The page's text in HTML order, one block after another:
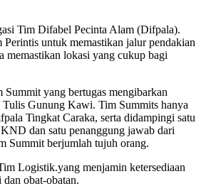
Tim Difabel Pecinta Alam (Difpala).
untuk memastikan jalur pendakian
memastikan lokasi yang cukup bagi
Summit yang bertugas mengibarkan
Tulis Gunung Kawi. Tim Summits hanya
Tingkat Caraka, serta didampingi satu
dan satu penanggung jawab dari
Summit berjumlah tujuh orang.
Logistik.yang menjamin ketersediaan
obat-obatan.